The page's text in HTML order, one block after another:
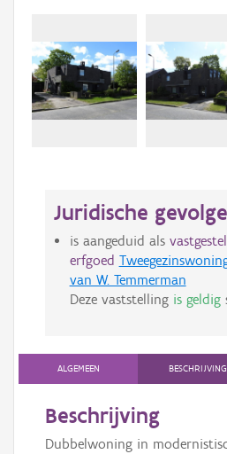
Juridische
is aangeduid als
erfgoed
van W. Temmerman
Deze vaststelling is geldig
ALGEMEEN BESCHRIJVING
Beschrijving
Dubbelwoning in